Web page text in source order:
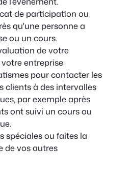
de participation ou
qu'une personne a
ou un cours.
de votre
entreprise
pour contacter les
clients à des intervalles
par exemple après
ont suivi un cours ou
spéciales ou faites la
de vos autres